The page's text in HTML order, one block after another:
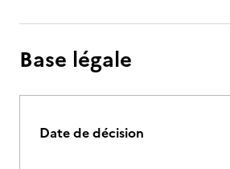
Base légale
Date de décision